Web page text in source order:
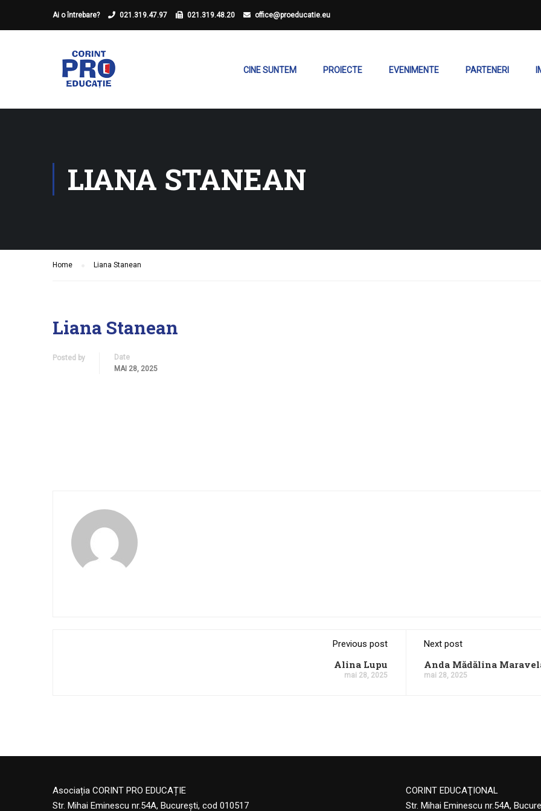
Ai o întrebare? 021.319.47.97 021.319.48.20 office@proeducatie.eu
CINE SUNTEM PROIECTE EVENIMENTE PARTENERI
LIANA STANEAN
Home Liana Stanean
Liana Stanean
Posted by
Date
MAI 28, 2025
Previous post
Alina Lupu
mai 28, 2025
Next post
Anda Mădălina
mai 28, 2025
Asociația CORINT PRO EDUCAȚIE
Str. Mihai Eminescu nr.54A, București, cod 010517
CORINT EDUCAŢIONAL
Str. Mihai Eminescu nr.54A,